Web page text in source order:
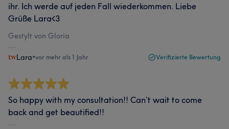
ihr. Ich werde auf jeden Fall wiederkommen. Liebe
Grüße Lara<3
Gestylt von Gloria
Lara•vor mehr als 1 Jahr Verifizierte Bewertung
So happy with my consultation!! Can’t wait to come
back and get beautified!!